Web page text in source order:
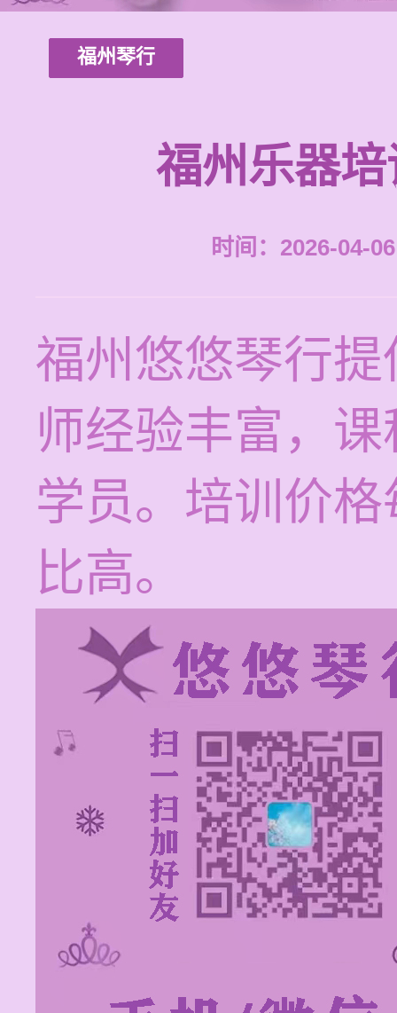
福州琴行
福州乐器
时间：2026-04-
福州悠悠琴行
师经验丰富，
学员。培训价
比高。